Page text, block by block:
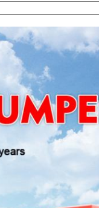
प्रस्तुत